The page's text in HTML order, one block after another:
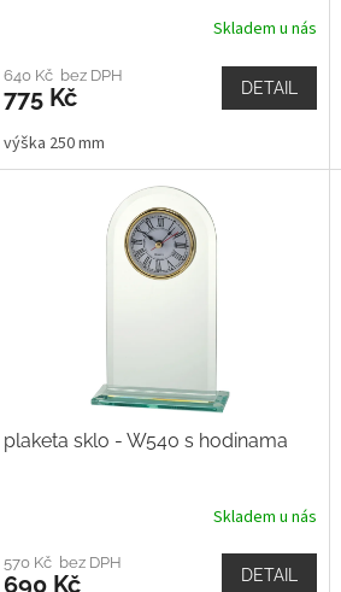
Skladem u nás
640 Kč bez DPH
775 Kč DETAIL
výška 250 mm
plaketa sklo - W540 s hodinama
Skladem u nás
570 Kč bez DPH
690 Kč DETAIL